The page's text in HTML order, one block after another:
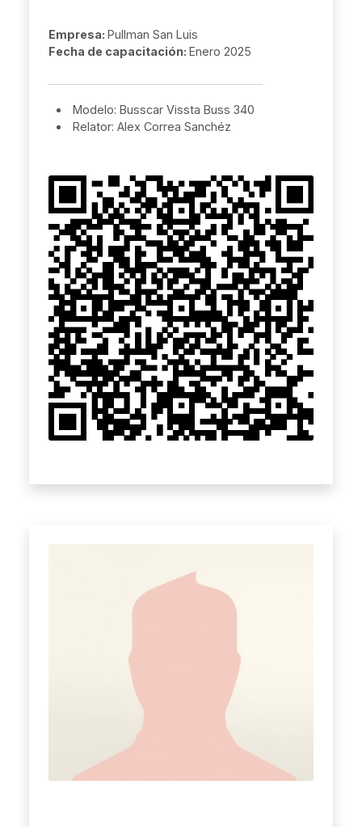
Empresa: Pullman San Luis
Fecha de capacitación: Enero 2025
Modelo: Busscar Vissta Buss 340
Relator: Alex Correa Sanchéz